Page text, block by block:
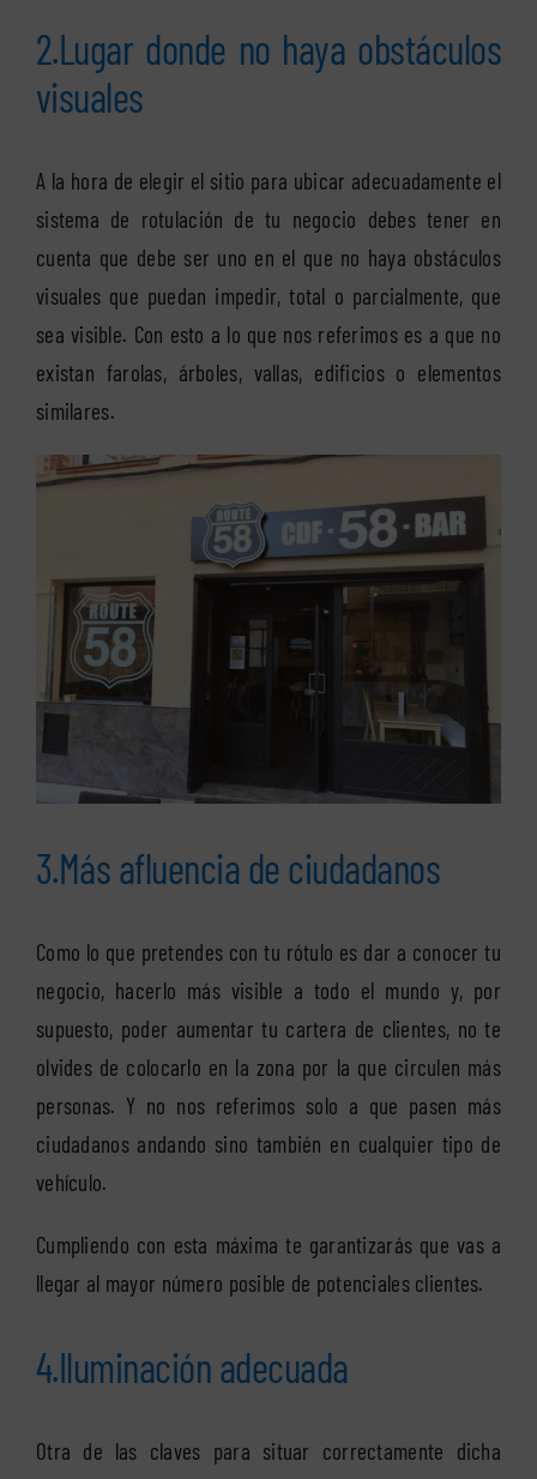
2.Lugar donde no haya obstáculos
visuales
A la hora de elegir el sitio para ubicar adecuadamente el
sistema de rotulación de tu negocio debes tener en
cuenta que debe ser uno en el que no haya obstáculos
visuales que puedan impedir, total o parcialmente, que
sea visible. Con esto a lo que nos referimos es a que no
existan farolas, árboles, vallas, edificios o elementos
similares.
3.Más afluencia de ciudadanos
Como lo que pretendes con tu rótulo es dar a conocer tu
negocio, hacerlo más visible a todo el mundo y, por
supuesto, poder aumentar tu cartera de clientes, no te
olvides de colocarlo en la zona por la que circulen más
personas. Y no nos referimos solo a que pasen más
ciudadanos andando sino también en cualquier tipo de
vehículo.
Cumpliendo con esta máxima te garantizarás que vas a
llegar al mayor número posible de potenciales clientes.
4.Iluminación adecuada
Otra de las claves para situar correctamente dicha